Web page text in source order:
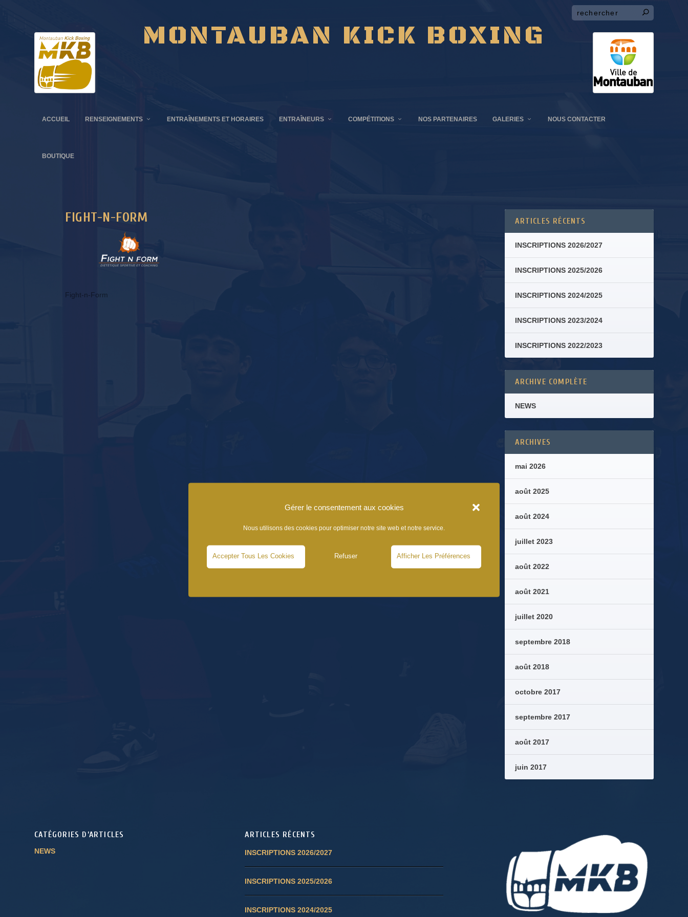
Gérer le consentement aux cookies
Nous utilisons des cookies pour optimiser notre site web et notre service.
Accepter Tous Les Cookies Refuser Afficher Les Préférences
MONTAUBAN KICK BOXING
ACCUEIL RENSEIGNEMENTS ENTRAÎNEMENTS ET HORAIRES ENTRAÎNEURS COMPÉTITIONS NOS PARTENAIRES GALERIES NOUS CONTACTER
BOUTIQUE
FIGHT-N-FORM
Fight-n-Form
ARTICLES RÉCENTS
INSCRIPTIONS 2026/2027
INSCRIPTIONS 2025/2026
INSCRIPTIONS 2024/2025
INSCRIPTIONS 2023/2024
INSCRIPTIONS 2022/2023
ARCHIVE COMPLÈTE
NEWS
ARCHIVES
mai 2026
août 2025
août 2024
juillet 2023
août 2022
août 2021
juillet 2020
septembre 2018
août 2018
octobre 2017
septembre 2017
août 2017
juin 2017
CATÉGORIES D’ARTICLES
NEWS
ARTICLES RÉCENTS
INSCRIPTIONS 2026/2027
INSCRIPTIONS 2025/2026
INSCRIPTIONS 2024/2025